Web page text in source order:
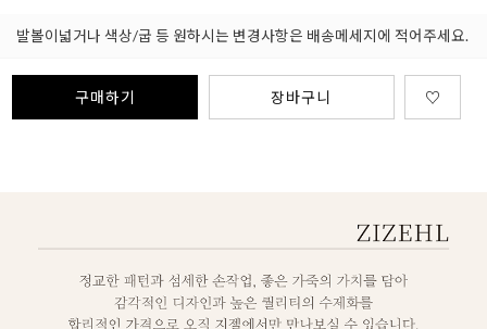
발볼이넓거나 색상/굽 등 원하시는 변경사항은 배송메세지에 적어주세요.
구매하기 장바구니 ♡